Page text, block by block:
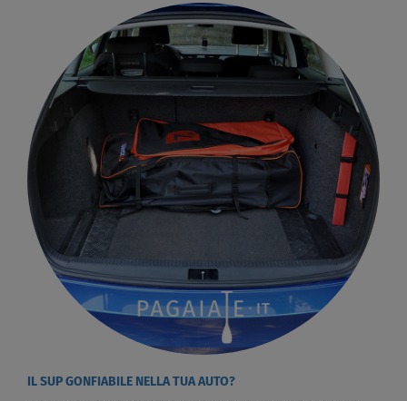
IL SUP GONFIABILE NELLA TUA AUTO?